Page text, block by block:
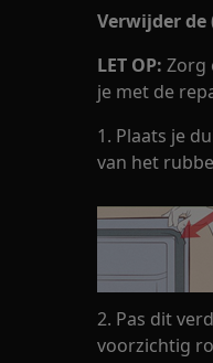
Verwijder de
LET OP: Zorg
je met de
1. Plaats je
van het
2. Pas dit
voorzichtig